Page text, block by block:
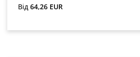
Звичайна ціна:
Від 64,26 EUR